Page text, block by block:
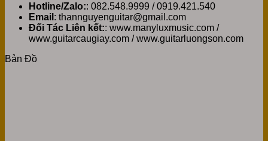
Hotline/Zalo:: 082.548.9999 / 0919.421.540
Email : thannguyenguitar@gmail.com
Đối Tác Liên kết:: www.manyluxmusic.com /
www.guitarcaugiay.com / www.guitarluongson.com
Bản Đồ